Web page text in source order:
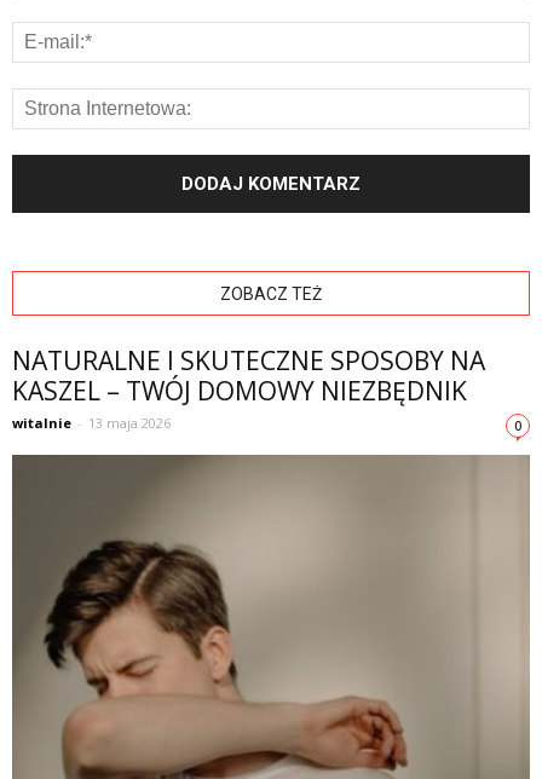
ZOBACZ TEŻ
NATURALNE I SKUTECZNE SPOSOBY NA
KASZEL – TWÓJ DOMOWY NIEZBĘDNIK
witalnie - 13 maja 2026 0